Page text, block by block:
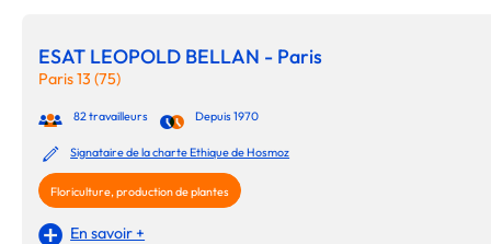
ESAT LEOPOLD BELLAN - Paris
Paris 13 (75)
82 travailleurs Depuis 1970
Signataire de la charte Ethique de Hosmoz
Floriculture, production de plantes
En savoir +